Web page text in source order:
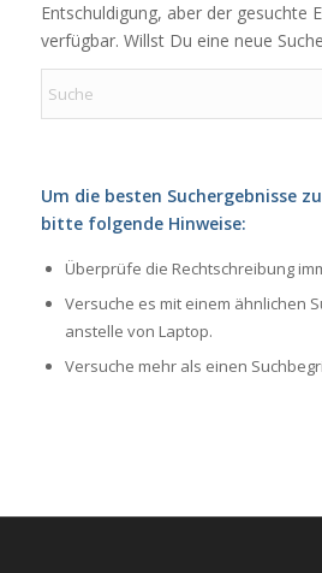
Entschuldigung, aber der gesuchte
verfügbar. Willst Du eine neue
Um die besten Suchergebnisse
bitte folgende Hinweise:
Überprüfe die Rechtschreibung
Versuche es mit einem ähnlichen
anstelle von Laptop.
Versuche mehr als einen